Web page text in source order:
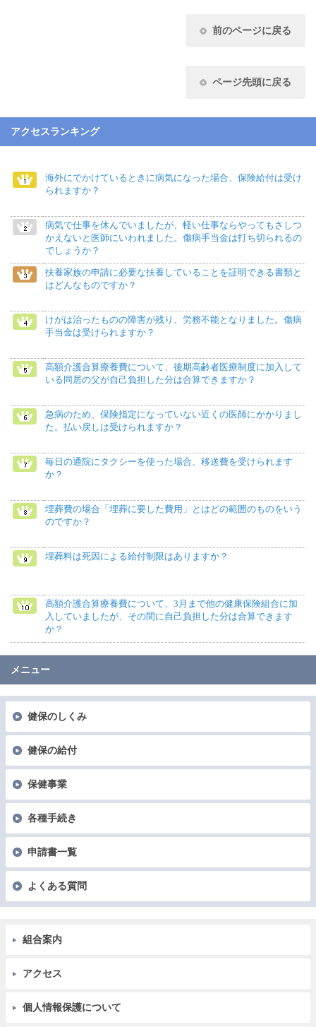
前のページに戻る
ページ先頭に戻る
アクセスランキング
海外にでかけているときに病気になった場合、保険給付は受け
られますか？
病気で仕事を休んでいましたが、軽い仕事ならやってもさしつ
かえないと医師にいわれました。傷病手当金は打ち切られるの
でしょうか？
扶養家族の申請に必要な扶養していることを証明できる書類と
はどんなものですか？
けがは治ったものの障害が残り、労務不能となりました。傷病
手当金は受けられますか？
高額介護合算療養費について、後期高齢者医療制度に加入して
いる同居の父が自己負担した分は合算できますか？
急病のため、保険指定になっていない近くの医師にかかりまし
た。払い戻しは受けられますか？
毎日の通院にタクシーを使った場合、移送費を受けられます
か？
埋葬費の場合「埋葬に要した費用」とはどの範囲のものをいう
のですか？
埋葬料は死因による給付制限はありますか？
高額介護合算療養費について、3月まで他の健康保険組合に加
入していましたが、その間に自己負担した分は合算できます
か？
メニュー
健保のしくみ
健保の給付
保健事業
各種手続き
申請書一覧
よくある質問
組合案内
アクセス
個人情報保護について